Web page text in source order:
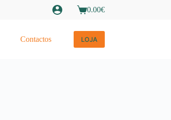
Carrinho
compras
0.00€
Contactos LOJA